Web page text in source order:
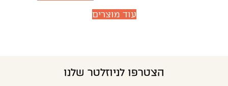
עוד מוצרים
הצטרפו לניוזלטר שלנו